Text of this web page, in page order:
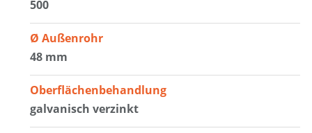
500
Ø Außenrohr
48 mm
Oberflächenbehandlung
galvanisch verzinkt